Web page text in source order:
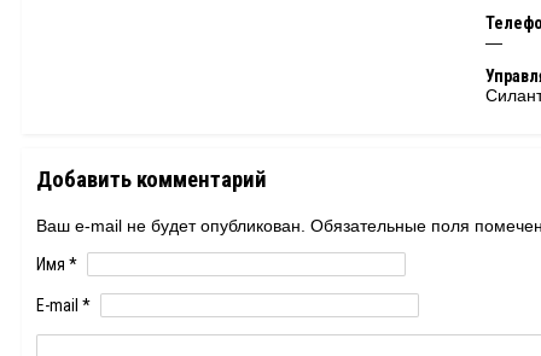
—
Добавить комментарий
Ваш e-mail не будет опубликован. Обязательные поля
Имя *
E-mail *